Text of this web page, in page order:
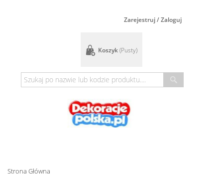
Zarejestruj / Zaloguj
Koszyk(pusty)
Strona Główna